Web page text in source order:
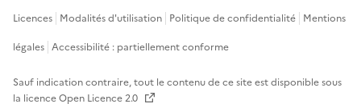
Licences Modalités d'utilisation Politique de confidentialité Mentions
légales Accessibilité : partiellement conforme
Sauf indication contraire, tout le contenu de ce site est disponible sous
la licenceOpen Licence 2.0